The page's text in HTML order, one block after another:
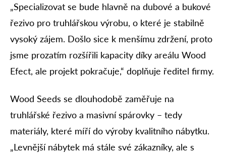
„Specializovat se bude hlavně na dubové a bukové
řezivo pro truhlářskou výrobu, o které je stabilně
vysoký zájem. Došlo sice k menšímu zdržení, proto
jsme prozatím rozšířili kapacity díky areálu Wood
Efect, ale projekt pokračuje,“ doplňuje ředitel firmy.
Wood Seeds se dlouhodobě zaměřuje na
truhlářské řezivo a masivní spárovky – tedy
materiály, které míří do výroby kvalitního nábytku.
„Levnější nábytek má stále své zákazníky, ale s